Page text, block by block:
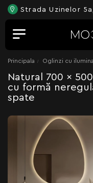
Strada Uzinelor
Principala Oglinzi cu
Natural 700 ×
cu formă
spate